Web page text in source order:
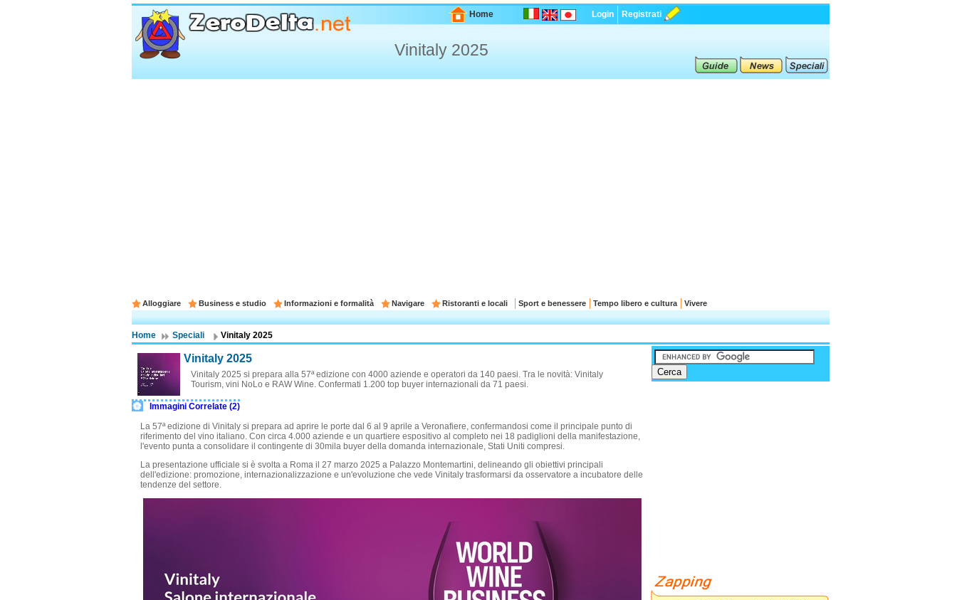
Home Login Registrati
Vinitaly 2025
Alloggiare Business e studio Informazioni e formalità Navigare Ristoranti e locali Sport e benessere Tempo libero e cultura Vivere
Home Speciali Vinitaly 2025
Vinitaly 2025
Vinitaly 2025 si prepara alla 57ª edizione con 4000 aziende e operatori da 140 paesi. Tra le novità: Vinitaly
Tourism, vini NoLo e RAW Wine. Confermati 1.200 top buyer internazionali da 71 paesi.
Immagini Correlate (2)
La 57ª edizione di Vinitaly si prepara ad aprire le porte dal 6 al 9 aprile a Veronafiere, confermandosi come il principale punto di
riferimento del vino italiano. Con circa 4.000 aziende e un quartiere espositivo al completo nei 18 padiglioni della manifestazione,
l'evento punta a consolidare il contingente di 30mila buyer della domanda internazionale, Stati Uniti compresi.
La presentazione ufficiale si è svolta a Roma il 27 marzo 2025 a Palazzo Montemartini, delineando gli obiettivi principali
dell'edizione: promozione, internazionalizzazione e un'evoluzione che vede Vinitaly trasformarsi da osservatore a incubatore delle
tendenze del settore.